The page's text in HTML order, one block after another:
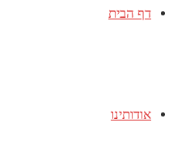
דף הבית
אודותינו